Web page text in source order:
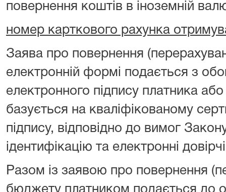
повернення коштів в іноземній
номер карткового рахунка
Заява про повернення
електронній формі подається з
електронного підпису платника
базується на кваліфікованому
підпису, відповідно до вимог
ідентифікацію та електронні
Разом із заявою про повернення
бюджету платником подається до